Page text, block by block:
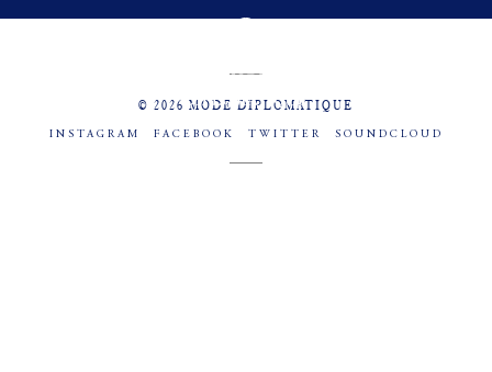
© 2026 MODE DIPLOMATIQUE
INSTAGRAM FACEBOOK TWITTER SOUNDCLOUD